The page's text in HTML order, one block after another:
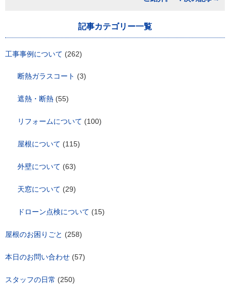
記事カテゴリー一覧
工事事例について (262)
断熱ガラスコート (3)
遮熱・断熱 (55)
リフォームについて (100)
屋根について (115)
外壁について (63)
天窓について (29)
ドローン点検について (15)
屋根のお困りごと (258)
本日のお問い合わせ (57)
スタッフの日常 (250)